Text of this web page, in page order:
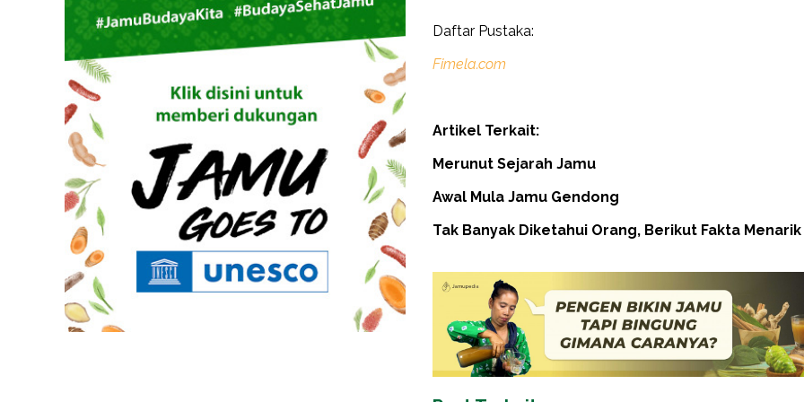
Daftar Pustaka:
Fimela.com
Artikel Terkait:
Merunut Sejarah Jamu
Awal Mula Jamu Gendong
Tak Banyak Diketahui Orang, Berikut Fakta